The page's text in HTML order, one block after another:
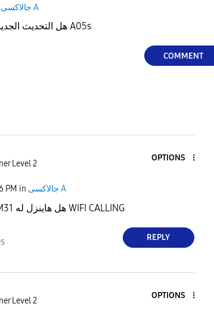
جالاكسى A
هل التحديث الجديد هنزل فى السامسونج A05s
COMMENT
Level 2
OPTIONS
PM in جالاكسى A
هل سامسونج M31 هل هاينزل له WIFI CALLING
REPLY
Level 2
OPTIONS